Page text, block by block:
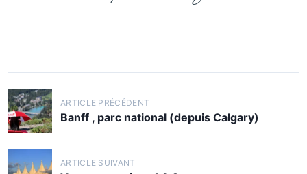
ARTICLE PRÉCÉDENT
Banff , parc national (depuis Calgary)
ARTICLE SUIVANT